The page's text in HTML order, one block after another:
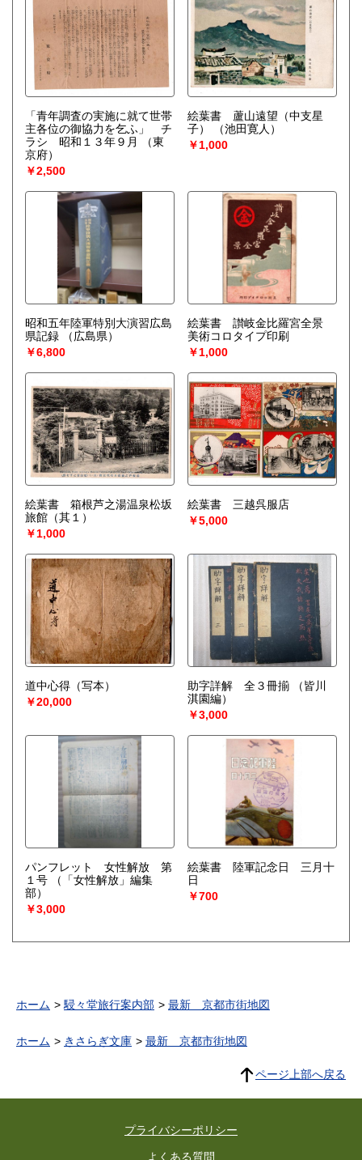
「青年調査の実施に就て世帯
主各位の御協力を乞ふ」 チ
ラシ 昭和１３年９月
（東
京府）
￥2,500
絵葉書 蘆山遠望（中支星
子）
（池田寛人）
￥1,000
昭和五年陸軍特別大演習広島
県記録
（広島県）
￥6,800
絵葉書 讃岐金比羅宮全景
美術コロタイプ印刷
￥1,000
絵葉書 箱根芦之湯温泉松坂
旅館（其１）
￥1,000
絵葉書 三越呉服店
￥5,000
道中心得（写本）
￥20,000
助字詳解 全３冊揃
（皆川
淇園編）
￥3,000
パンフレット 女性解放 第
１号
（「女性解放」編集
部）
￥3,000
絵葉書 陸軍記念日 三月十
日
￥700
ホーム 駸々堂旅行案内部 最新 京都市街地図
ホーム きさらぎ文庫 最新 京都市街地図
ページ上部へ戻る
プライバシーポリシー
よくある質問